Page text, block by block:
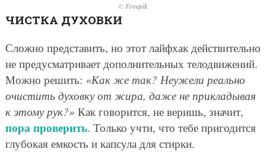
© Freepik
ЧИСТКА ДУХОВКИ
Сложно представить, но этот лайфхак действительно
не предусматривает дополнительных телодвижений.
Можно решить: «Как же так? Неужели реально
очистить духовку от жира, даже не прикладывая
к этому рук?» Как говорится, не веришь, значит,
пора проверить. Только учти, что тебе пригодится
глубокая емкость и капсула для стирки.